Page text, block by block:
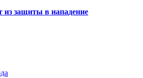
из защиты в нападение